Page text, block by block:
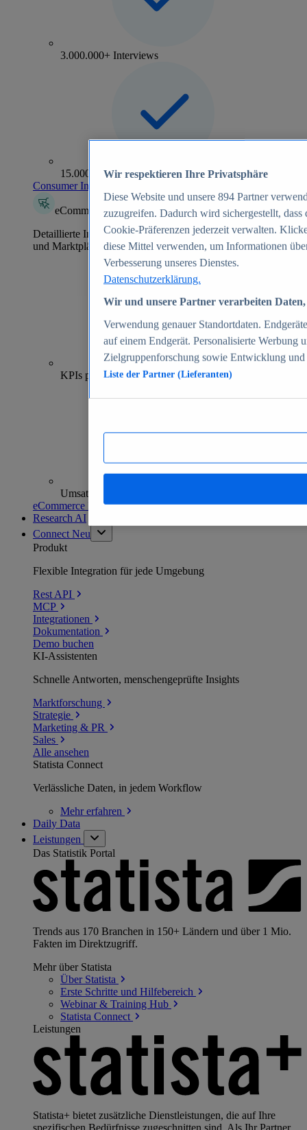
3.000.000+ Interviews
15.000+ Marken
Consumer Insights entdecken
eCommerce Insights
Detaillierte Informationen zu mehr als 39.000 Online-Shops
und Marktplätzen
70+
KPIs pro Shop
Umsatzanalysen und -prognosen
eCommerce Insights entdecken
Research AI
Connect Neu
Produkt
Flexible Integration für jede Umgebung
Rest API
MCP
Integrationen
Dokumentation
Demo buchen
KI-Assistenten
Schnelle Antworten, menschengeprüfte Insights
Marktforschung
Strategie
Marketing & PR
Sales
Alle ansehen
Statista Connect
Verlässliche Daten, in jedem Workflow
Mehrerfahren
Daily Data
Leistungen
Das Statistik Portal
Trends aus 170 Branchen in 150+ Ländern und über 1 Mio.
Fakten im Direktzugriff.
Mehr über Statista
Über Statista
Erste Schritte und Hilfebereich
Webinar & Training Hub
Statista Connect
Leistungen
Statista+ bietet zusätzliche Dienstleistungen, die auf Ihre
spezifischen Bedürfnisse zugeschnitten sind. Als Ihr Partner
Wir respektieren Ihre Privatsphäre
Diese Website und unsere 894 Partner
zuzugreifen. Dadurch wird sichergestellt,
Cookie-Präferenzen jederzeit verwalten.
diese Mittel verwenden, um Informationen
Verbesserung unseres Dienstes.
Datenschutzerklärung.
Wir und unsere Partner verarbeiten
Verwendung genauer Standortdaten.
auf einem Endgerät. Personalisierte Werbung
Zielgruppenforschung sowie Entwicklung
Liste der Partner (Lieferanten)